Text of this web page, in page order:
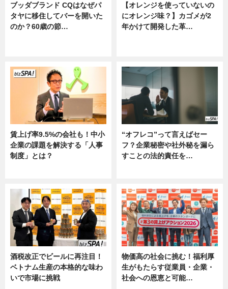
ブッダブランド CQはなぜパ
タヤに移住してバーを開いた
のか？60歳の節…
【オレンジを使っていないの
にオレンジ味？】カゴメが2
年かけて開発した革…
賃上げ率9.5%の会社も！中小
企業の課題を解決する「人事
制度」とは？
“オフレコ”って言えばセー
フ？企業秘密や社外秘を漏ら
すことの法的責任を…
酒税改正でビールに再注目！
ベトナム生産の本格的な味わ
いで市場に挑戦
物価高の社会に挑む！福利厚
生がもたらす従業員・企業・
社会への恩恵と可能…